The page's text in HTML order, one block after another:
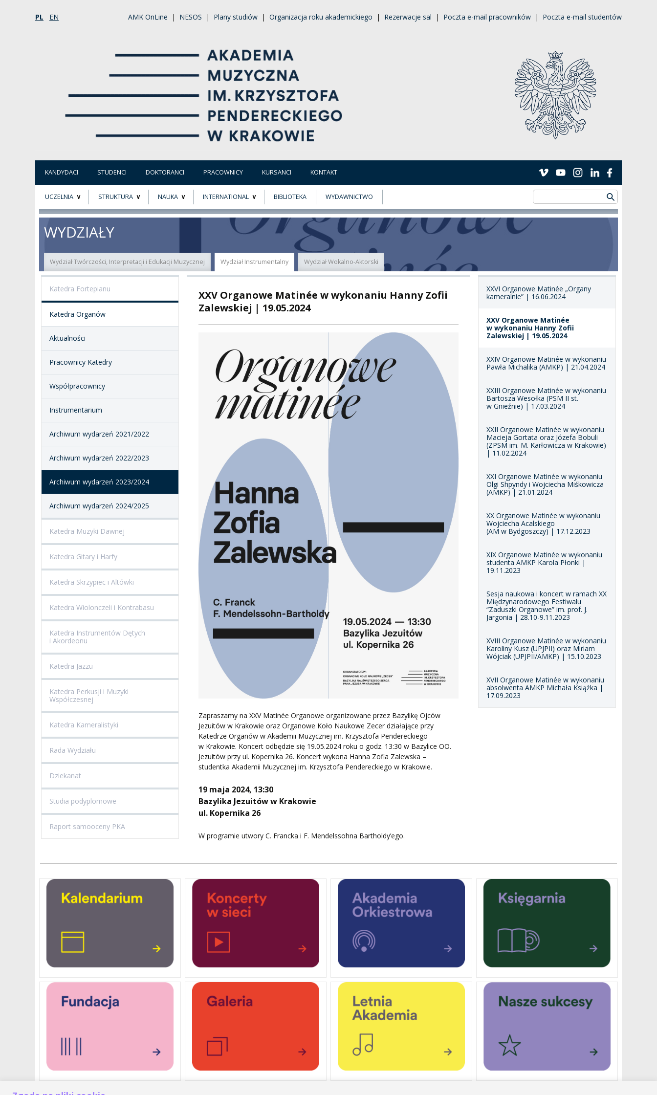
PL EN AMK OnLine | NESOS | Plany studiów | Organizacja roku akademickiego | Rezerwacje sal | Poczta e-mail pracowników | Poczta e-mail studentów
KANDYDACI STUDENCI DOKTORANCI PRACOWNICY KURSANCI KONTAKT
UCZELNIA
KADRA PEDAGOGICZNA
DOKTORATY HC
PROFESURY HONOROWE
EXCELLENCE IN TEACHING
MAGNUS IN DOCTRINA
STRUKTURA
WYDZIAŁY
OGÓLNOUCZELNIANY
ZESPÓŁ DYDAKTYCZNY
SZKOŁA DOKTORSKA
STUDIA PODYPLOMOWE
ADMINISTRACJA
PRESS
DOM STUDENCKI
NAUKA
JAKOŚĆ KSZTAŁCENIA
NOSTRYFIKACJA
DYPLOMÓW
NOSTRYFIKACJA STOPNI
POSTĘPOWANIA
POTWIERDZANIE EFEKTÓW
DOKUMENTY PUBLICZNE
INTERNATIONAL
ERASMUS+
BIBLIOTEKA WYDAWNICTWO
WYDZIAŁY
Wydział Twórczości, Interpretacji i Edukacji Muzycznej Wydział Instrumentalny Wydział Wokalno-Aktorski
Katedra Fortepianu
Katedra Organów
Aktualności
Pracownicy Katedry
Współpracownicy
Instrumentarium
Archiwum wydarzeń 2021/2022
Archiwum wydarzeń 2022/2023
Archiwum wydarzeń 2023/2024
Archiwum wydarzeń 2024/2025
Katedra Muzyki Dawnej
Katedra Gitary i Harfy
Katedra Skrzypiec i Altówki
Katedra Wiolonczeli i Kontrabasu
Katedra Instrumentów Dętych
i Akordeonu
Katedra Jazzu
Katedra Perkusji i Muzyki
Współczesnej
Katedra Kameralistyki
Rada Wydziału
Dziekanat
Studia podyplomowe
Raport samooceny PKA
XXVI Organowe Matinée „Organy
kameralnie” | 16.06.2024
XXV Organowe Matinée
w wykonaniu Hanny Zofii
Zalewskiej | 19.05.2024
XXIV Organowe Matinée w wykonaniu
Pawła Michalika (AMKP) | 21.04.2024
XXIII Organowe Matinée w wykonaniu
Bartosza Wesołka (PSM II st.
w Gnieźnie) | 17.03.2024
XXII Organowe Matinée w wykonaniu
Macieja Gortata oraz Józefa Bobuli
(ZPSM im. M. Karłowicza w Krakowie)
| 11.02.2024
XXI Organowe Matinée w wykonaniu
Olgi Shpyndy i Wojciecha Miśkowicza
(AMKP) | 21.01.2024
XX Organowe Matinée w wykonaniu
Wojciecha Acalskiego
(AM w Bydgoszczy) | 17.12.2023
XIX Organowe Matinée w wykonaniu
studenta AMKP Karola Płonki |
19.11.2023
Sesja naukowa i koncert w ramach XX
Międzynarodowego Festiwalu
“Zaduszki Organowe” im. prof. J.
Jargonia | 28.10-9.11.2023
XVIII Organowe Matinée w wykonaniu
Karoliny Kusz (UPJPII) oraz Miriam
Wójciak (UPJPII/AMKP) | 15.10.2023
XVII Organowe Matinée w wykonaniu
absolwenta AMKP Michała Książka |
17.09.2023
XXV Organowe Matinée w wykonaniu Hanny Zofii
Zalewskiej | 19.05.2024
Zapraszamy na XXV Matinée Organowe organizowane przez Bazylikę Ojców
Jezuitów w Krakowie oraz Organowe Koło Naukowe Zecer działające przy
Katedrze Organów w Akademii Muzycznej im. Krzysztofa Pendereckiego
w Krakowie. Koncert odbędzie się 19.05.2024 roku o godz. 13:30 w Bazylice OO.
Jezuitów przy ul. Kopernika 26. Koncert wykona Hanna Zofia Zalewska –
studentka Akademii Muzycznej im. Krzysztofa Pendereckiego w Krakowie.
19 maja 2024, 13:30
Bazylika Jezuitów w Krakowie
ul. Kopernika 26
W programie utwory C. Francka i F. Mendelssohna Bartholdy’ego.